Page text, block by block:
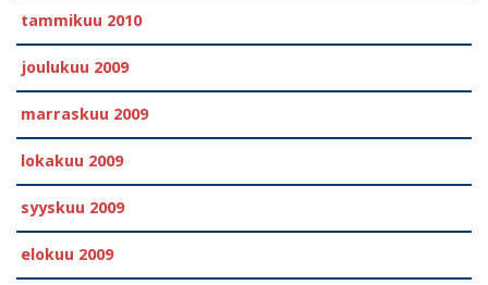
tammikuu 2010
joulukuu 2009
marraskuu 2009
lokakuu 2009
syyskuu 2009
elokuu 2009